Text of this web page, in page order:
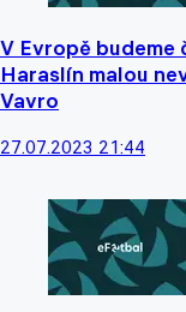
V Evropě
Haraslín malou
Vavro
27.07.2023 21:44